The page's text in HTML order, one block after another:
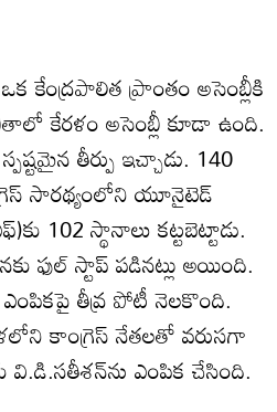
కేంద్రపాలిత ప్రాంతం అసెంబ్లీకి
కేరళం అసెంబ్లీ కూడా ఉంది.
తీర్పు ఇచ్చాడు. 140
సారథ్యంలోని యూనైటెడ్
102 స్థానాలు కట్టబెట్టాడు.
ఫుల్ స్టాప్ పడినట్లు అయింది.
ఎంపికపై తీవ్ర పోటీ నెలకొంది.
కాంగ్రెస్ నేతలతో వరుసగా
వి.డి.సతీశన్‌ను ఎంపిక చేసింది.